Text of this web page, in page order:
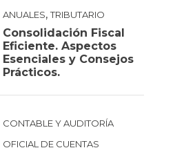
ANUALES,TRIBUTARIO
Consolidación Fiscal
Eficiente. Aspectos
Esenciales y Consejos
Prácticos.
CONTABLE Y AUDITORÍA
OFICIAL DE CUENTAS